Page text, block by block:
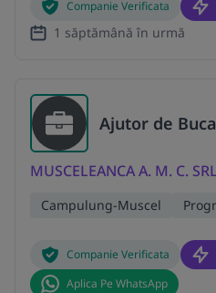
Companie Verificata
1 săptămână în urmă
Ajutor de
MUSCELEANCA A. M. C. SRL
Campulung-Muscel
Companie Verificata
Aplica Pe WhatsApp